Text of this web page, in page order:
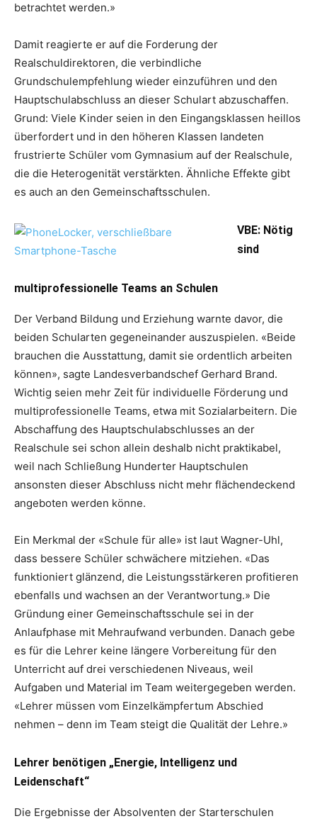
betrachtet werden.»
Damit reagierte er auf die Forderung der
Realschuldirektoren, die verbindliche
Grundschulempfehlung wieder einzuführen und den
Hauptschulabschluss an dieser Schulart abzuschaffen.
Grund: Viele Kinder seien in den Eingangsklassen heillos
überfordert und in den höheren Klassen landeten
frustrierte Schüler vom Gymnasium auf der Realschule,
die die Heterogenität verstärkten. Ähnliche Effekte gibt
es auch an den Gemeinschaftsschulen.
VBE: Nötig
sind
multiprofessionelle Teams an Schulen
Der Verband Bildung und Erziehung warnte davor, die
beiden Schularten gegeneinander auszuspielen. «Beide
brauchen die Ausstattung, damit sie ordentlich arbeiten
können», sagte Landesverbandschef Gerhard Brand.
Wichtig seien mehr Zeit für individuelle Förderung und
multiprofessionelle Teams, etwa mit Sozialarbeitern. Die
Abschaffung des Hauptschulabschlusses an der
Realschule sei schon allein deshalb nicht praktikabel,
weil nach Schließung Hunderter Hauptschulen
ansonsten dieser Abschluss nicht mehr flächendeckend
angeboten werden könne.
Ein Merkmal der «Schule für alle» ist laut Wagner-Uhl,
dass bessere Schüler schwächere mitziehen. «Das
funktioniert glänzend, die Leistungsstärkeren profitieren
ebenfalls und wachsen an der Verantwortung.» Die
Gründung einer Gemeinschaftsschule sei in der
Anlaufphase mit Mehraufwand verbunden. Danach gebe
es für die Lehrer keine längere Vorbereitung für den
Unterricht auf drei verschiedenen Niveaus, weil
Aufgaben und Material im Team weitergegeben werden.
«Lehrer müssen vom Einzelkämpfertum Abschied
nehmen – denn im Team steigt die Qualität der Lehre.»
Lehrer benötigen „Energie, Intelligenz und
Leidenschaft“
Die Ergebnisse der Absolventen der Starterschulen